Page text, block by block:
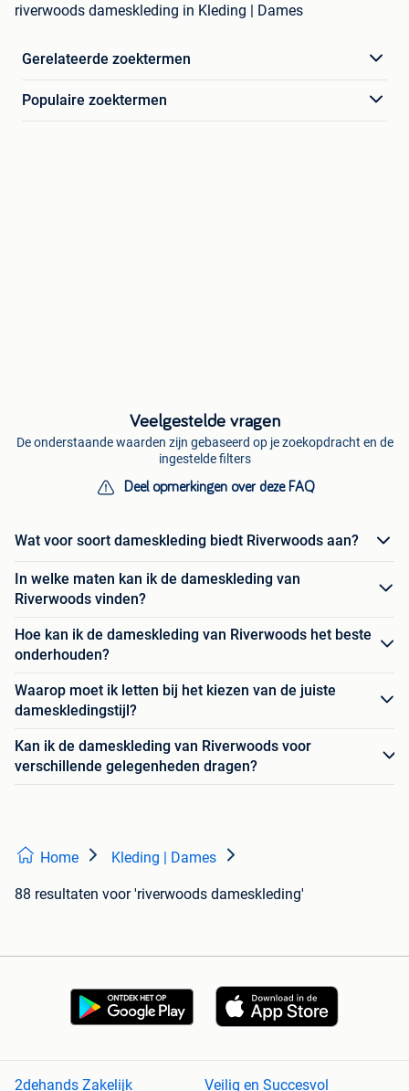
riverwoods dameskleding in Kleding | Dames
Gerelateerde zoektermen
Populaire zoektermen
Veelgestelde vragen
De onderstaande waarden zijn gebaseerd op je zoekopdracht en de
ingestelde filters
Deel opmerkingen over deze FAQ
Wat voor soort dameskleding biedt Riverwoods aan?
In welke maten kan ik de dameskleding van
Riverwoods vinden?
Hoe kan ik de dameskleding van Riverwoods het beste
onderhouden?
Waarop moet ik letten bij het kiezen van de juiste
dameskledingstijl?
Kan ik de dameskleding van Riverwoods voor
verschillende gelegenheden dragen?
Home Kleding | Dames
88 resultaten voor 'riverwoods dameskleding'
2dehands Zakelijk Veilig en Succesvol